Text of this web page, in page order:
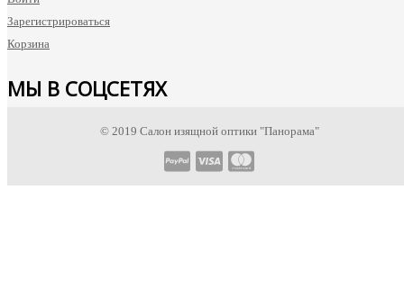
Зарегистрироваться
Корзина
МЫ В СОЦСЕТЯХ
© 2019 Салон изящной оптики "Панорама"